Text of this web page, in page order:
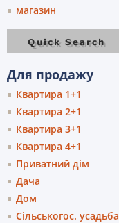
магазин
Для продажу
Квартира 1+1
Квартира 2+1
Квартира 3+1
Квартира 4+1
Приватний дім
Дача
Дом
Сільськогос. усадьба